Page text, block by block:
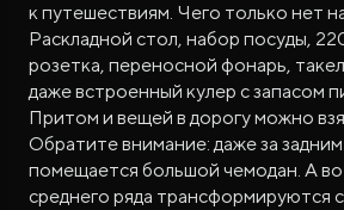
к путешествиям. Чего только нет
Раскладной стол, набор посуды,
розетка, переносной фонарь,
даже встроенный кулер с запасом
Притом и вещей в дорогу можно
Обратите внимание: даже за
помещается большой чемодан. А
среднего ряда трансформируются